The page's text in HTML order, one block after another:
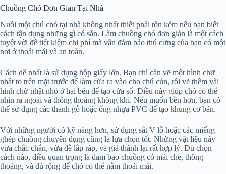
Chuồng Chó Đơn Giản Tại Nhà
Nuôi một chú chó tại nhà không nhất thiết phải tốn kém nếu bạn biết
cách tận dụng những gì có sẵn. Làm chuồng chó đơn giản là một cách
tuyệt vời để tiết kiệm chi phí mà vẫn đảm bảo thú cưng của bạn có một
nơi ở thoải mái và an toàn.
Cách dễ nhất là sử dụng hộp giấy lớn. Bạn chỉ cần vẽ một hình chữ
nhật to trên mặt trước để làm cửa ra vào cho chú cún, rồi vẽ thêm vài
hình chữ nhật nhỏ ở hai bên để tạo cửa sổ. Điều này giúp chó có thể
nhìn ra ngoài và thông thoáng không khí. Nếu muốn bền hơn, bạn có
thể sử dụng các thanh gỗ hoặc ống nhựa PVC để tạo khung cơ bản.
Với những người có kỹ năng hơn, sử dụng sắt V lỗ hoặc các miếng
ghép chuồng chuyên dụng cũng là lựa chọn tốt. Những vật liệu này
vừa chắc chắn, vừa dễ lắp ráp, và giá thành lại rất hợp lý. Dù chọn
cách nào, điều quan trọng là đảm bảo chuồng có mái che, thông
thoáng, và đủ rộng để chó có thể nằm thoải mái.